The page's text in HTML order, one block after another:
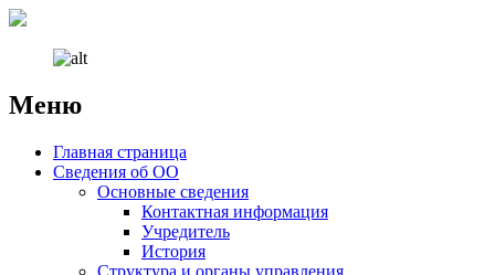
Меню
НаверхГлавная страница
Сведения об ОО
Основные сведения
Контактная информация
Учредитель
История
Структура и органы управления